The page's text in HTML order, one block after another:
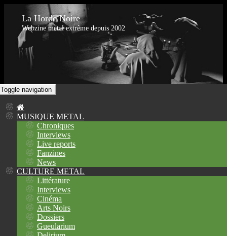
La Horde Noire
Webzine metal extrême depuis 2002
Toggle navigation
MUSIQUE METAL
Chroniques
Interviews
Live reports
Fanzines
News
CULTURE METAL
Littérature
Interviews
Cinéma
Arts Noirs
Dossiers
Gueularium